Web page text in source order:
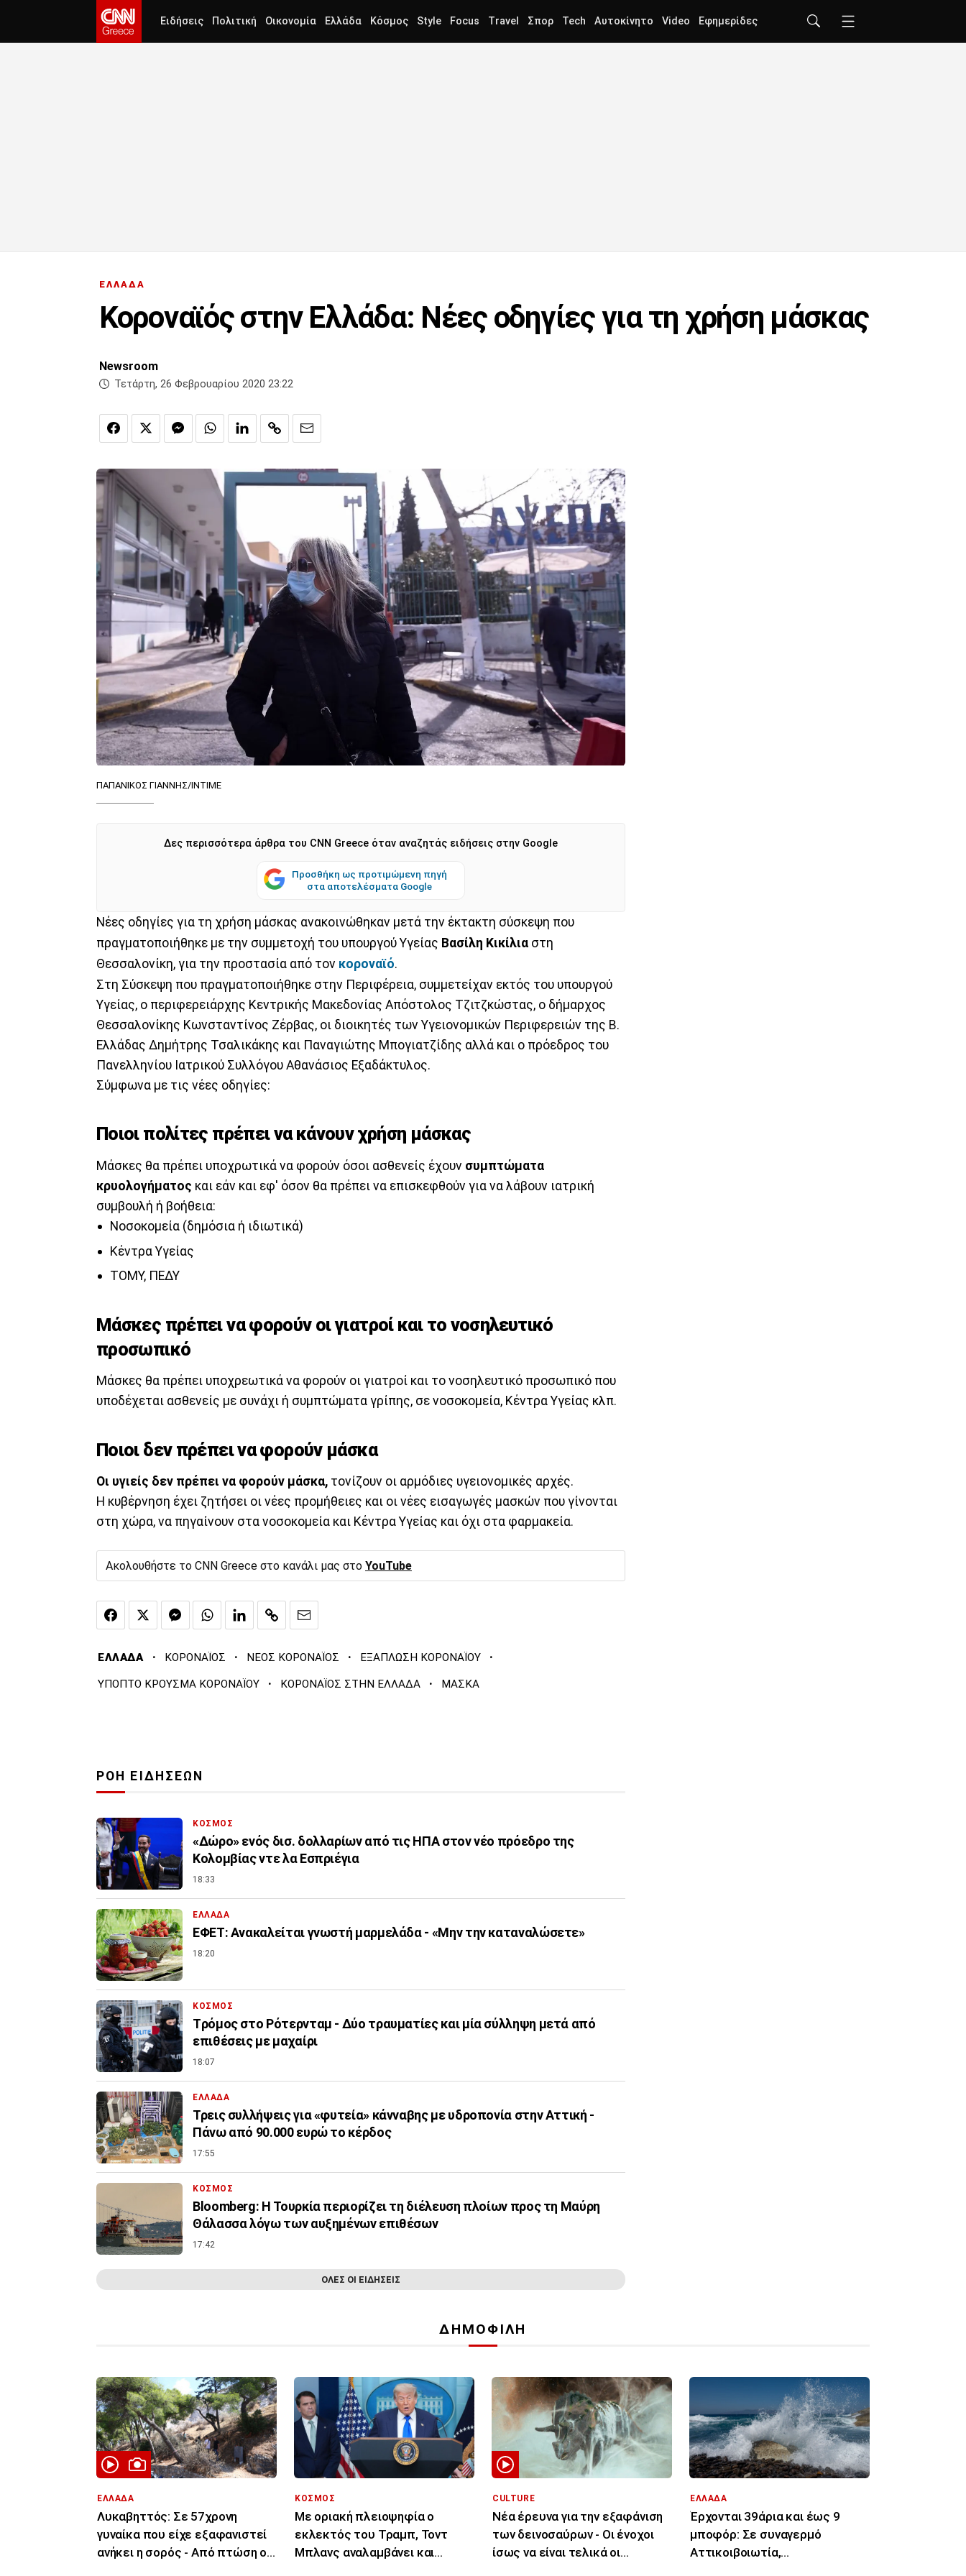
Ειδήσεις Πολιτική Οικονομία Ελλάδα Κόσμος Style Focus Travel Σπορ Tech Αυτοκίνητο Video Εφημερίδες
ΕΛΛΑΔΑ
Κοροναϊός στην Ελλάδα: Νέες οδηγίες για τη χρήση μάσκας
Newsroom
Τετάρτη, 26 Φεβρουαρίου 2020 23:22
ΠΑΠΑΝΙΚΟΣ ΓΙΑΝΝΗΣ/ΙΝΤΙΜΕ
Δες περισσότερα άρθρα του CNN Greece όταν αναζητάς ειδήσεις στην Google
Προσθήκη ως προτιμώμενη πηγή
στα αποτελέσματα Google
Νέες οδηγίες για τη χρήση μάσκας ανακοινώθηκαν μετά την έκτακτη σύσκεψη που
πραγματοποιήθηκε με την συμμετοχή του υπουργού Υγείας Βασίλη Κικίλια στη
Θεσσαλονίκη, για την προστασία από τον κοροναϊό.
Στη Σύσκεψη που πραγματοποιήθηκε στην Περιφέρεια, συμμετείχαν εκτός του υπουργού
Υγείας, ο περιφερειάρχης Κεντρικής Μακεδονίας Απόστολος Τζιτζκώστας, ο δήμαρχος
Θεσσαλονίκης Κωνσταντίνος Ζέρβας, οι διοικητές των Υγειονομικών Περιφερειών της Β.
Ελλάδας Δημήτρης Τσαλικάκης και Παναγιώτης Μπογιατζίδης αλλά και ο πρόεδρος του
Πανελληνίου Ιατρικού Συλλόγου Αθανάσιος Εξαδάκτυλος.
Σύμφωνα με τις νέες οδηγίες:
Ποιοι πολίτες πρέπει να κάνουν χρήση μάσκας
Μάσκες θα πρέπει υποχρωτικά να φορούν όσοι ασθενείς έχουν συμπτώματα
κρυολογήματος και εάν και εφ' όσον θα πρέπει να επισκεφθούν για να λάβουν ιατρική
συμβουλή ή βοήθεια:
Νοσοκομεία (δημόσια ή ιδιωτικά)
Κέντρα Υγείας
ΤΟΜΥ, ΠΕΔΥ
Μάσκες πρέπει να φορούν οι γιατροί και το νοσηλευτικό
προσωπικό
Μάσκες θα πρέπει υποχρεωτικά να φορούν οι γιατροί και το νοσηλευτικό προσωπικό που
υποδέχεται ασθενείς με συνάχι ή συμπτώματα γρίπης, σε νοσοκομεία, Κέντρα Υγείας κλπ.
Ποιοι δεν πρέπει να φορούν μάσκα
Οι υγιείς δεν πρέπει να φορούν μάσκα, τονίζουν οι αρμόδιες υγειονομικές αρχές.
Η κυβέρνηση έχει ζητήσει οι νέες προμήθειες και οι νέες εισαγωγές μασκών που γίνονται
στη χώρα, να πηγαίνουν στα νοσοκομεία και Κέντρα Υγείας και όχι στα φαρμακεία.
Ακολουθήστε το CNN Greece στο κανάλι μας στο YouTube
ΕΛΛΑΔΑ · ΚΟΡΟΝΑΪΟΣ · ΝΕΟΣ ΚΟΡΟΝΑΪΟΣ · ΕΞΑΠΛΩΣΗ ΚΟΡΟΝΑΪΟΥ ·
ΥΠΟΠΤΟ ΚΡΟΥΣΜΑ ΚΟΡΟΝΑΪΟΥ · ΚΟΡΟΝΑΪΟΣ ΣΤΗΝ ΕΛΛΑΔΑ · ΜΑΣΚΑ
ΡΟΗ ΕΙΔΗΣΕΩΝ
ΚΟΣΜΟΣ
«Δώρο» ενός δισ. δολλαρίων από τις ΗΠΑ στον νέο πρόεδρο της
Κολομβίας ντε λα Εσπριέγια
18:33
ΕΛΛΑΔΑ
ΕΦΕΤ: Ανακαλείται γνωστή μαρμελάδα - «Μην την καταναλώσετε»
18:20
ΚΟΣΜΟΣ
Tρόμος στο Ρότερνταμ - Δύο τραυματίες και μία σύλληψη μετά από
επιθέσεις με μαχαίρι
18:07
ΕΛΛΑΔΑ
Τρεις συλλήψεις για «φυτεία» κάνναβης με υδροπονία στην Αττική -
Πάνω από 90.000 ευρώ το κέρδος
17:55
ΚΟΣΜΟΣ
Bloomberg: Η Τουρκία περιορίζει τη διέλευση πλοίων προς τη Μαύρη
Θάλασσα λόγω των αυξημένων επιθέσων
17:42
ΟΛΕΣ ΟΙ ΕΙΔΗΣΕΙΣ
ΔΗΜΟΦΙΛΗ
ΕΛΛΑΔΑ
Λυκαβηττός: Σε 57χρονη
γυναίκα που είχε εξαφανιστεί
ανήκει η σορός - Από πτώση ο
ΚΟΣΜΟΣ
Με οριακή πλειοψηφία ο
εκλεκτός του Τραμπ, Τοντ
Μπλανς αναλαμβάνει και
CULTURE
Νέα έρευνα για την εξαφάνιση
των δεινοσαύρων - Οι ένοχοι
ίσως να είναι τελικά οι
ΕΛΛΑΔΑ
Έρχονται 39άρια και έως 9
μποφόρ: Σε συναγερμό
Αττικοιβοιωτία,